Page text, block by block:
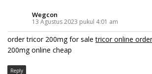
Wegcon
13 Agustus 2023 pukul 4:01 am
order tricor 200mg for saletricor online order
200mg online cheap
Reply